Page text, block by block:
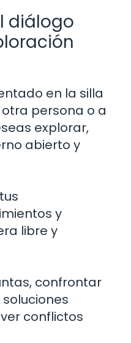
diálogo
en la silla
persona o a
explorar,
abierto y
y
libre y
confrontar
conflictos